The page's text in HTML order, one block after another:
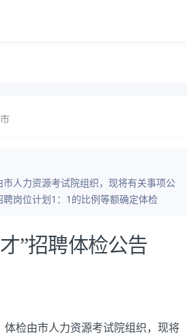
人力资源考试院组织，现将有关事项公
岗位计划1：1的比例等额确定体检
”招聘体检公告
检由市人力资源考试院组织，现将